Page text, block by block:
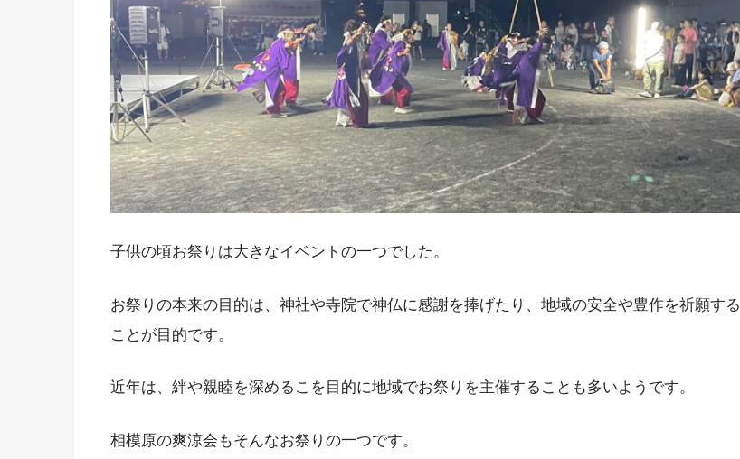
子供の頃お祭りは大きなイベントの一つでした。
お祭りの本来の目的は、神社や寺院で神仏に感謝を捧げたり、地域の安全や豊作を祈願する
ことが目的です。
近年は、絆や親睦を深めるこを目的に地域でお祭りを主催することも多いようです。
相模原の爽涼会もそんなお祭りの一つです。